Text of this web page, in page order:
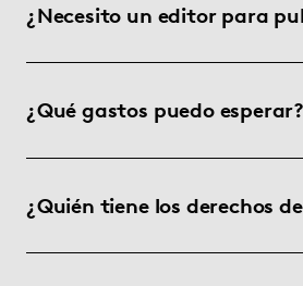
¿Necesito un editor para
¿Qué gastos puedo esperar?
¿Quién tiene los derechos